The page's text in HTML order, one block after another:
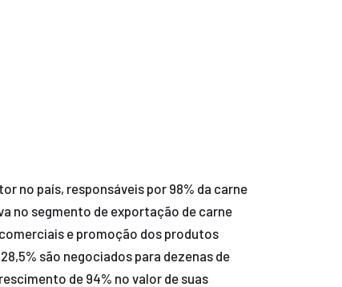
no país, responsáveis por 98% da carne
no segmento de exportação de carne
e promoção dos produtos
são negociados para dezenas de
de 94% no valor de suas